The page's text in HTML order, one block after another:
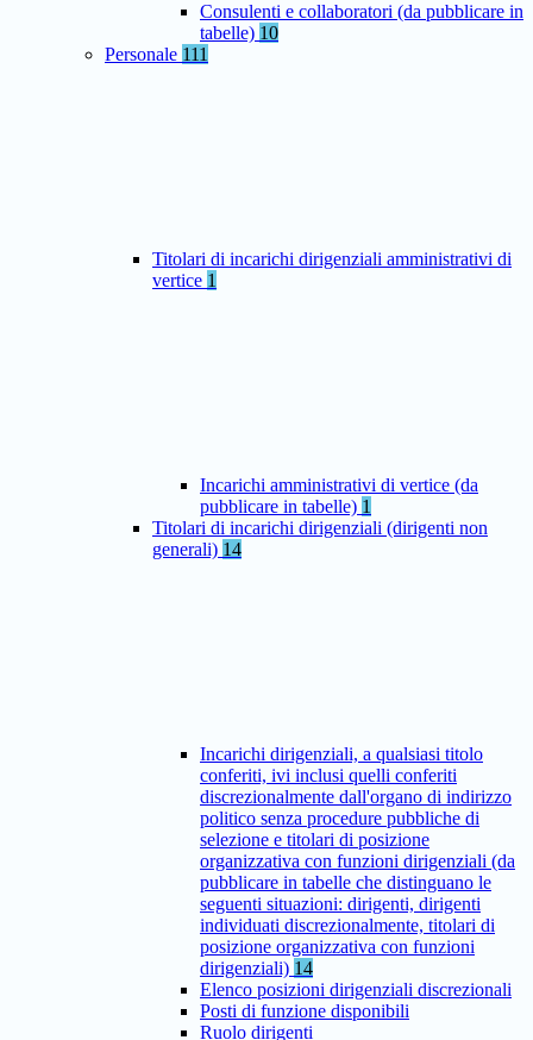
Consulenti e collaboratori (da pubblicare in
tabelle) 10
Personale 111
Titolari di incarichi dirigenziali amministrativi di
vertice 1
Incarichi amministrativi di vertice (da
pubblicare in tabelle) 1
Titolari di incarichi dirigenziali (dirigenti non
generali) 14
Incarichi dirigenziali, a qualsiasi titolo
conferiti, ivi inclusi quelli conferiti
discrezionalmente dall'organo di indirizzo
politico senza procedure pubbliche di
selezione e titolari di posizione
organizzativa con funzioni dirigenziali (da
pubblicare in tabelle che distinguano le
seguenti situazioni: dirigenti, dirigenti
individuati discrezionalmente, titolari di
posizione organizzativa con funzioni
dirigenziali) 14
Elenco posizioni dirigenziali discrezionali
Posti di funzione disponibili
Ruolo dirigenti